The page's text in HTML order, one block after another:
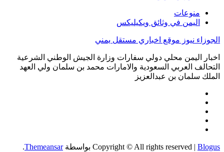
منوعات
اليمن في وثائق ويكيليكس
الجوزاء نيوز موقع اخباري مستقل يمني
اخبار اليمن محلي دولي سفارات وزارة الجيش الوطني الشرعية
التحالف العربي السعودية والامارات محمد بن سلمان ولي العهد
الملك سلمان بن عبدالعزيز
Copyright © All rights reserved Blogus بواسطةThemeansar
.